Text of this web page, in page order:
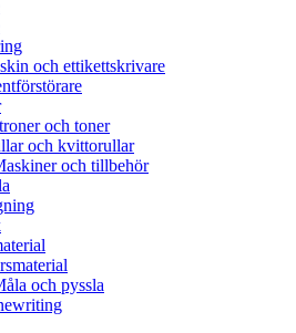
och ettikettskrivare
och toner
och kvittorullar
och tillbehör
och pyssla